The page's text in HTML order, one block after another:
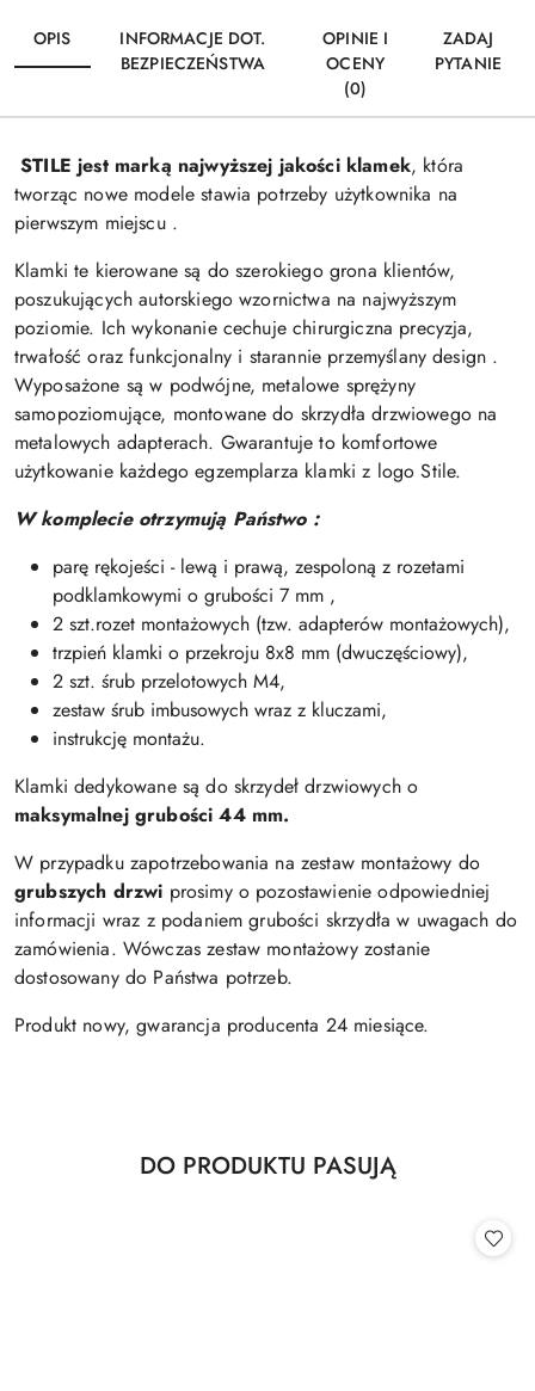
OPIS
INFORMACJE DOT.
BEZPIECZEŃSTWA
OPINIE I
OCENY
(0)
ZADAJ
PYTANIE
STILE jest marką najwyższej jakości klamek, która
tworząc nowe modele stawia potrzeby użytkownika na
pierwszym miejscu .
Klamki te kierowane są do szerokiego grona klientów,
poszukujących autorskiego wzornictwa na najwyższym
poziomie. Ich wykonanie cechuje chirurgiczna precyzja,
trwałość oraz funkcjonalny i starannie przemyślany design .
Wyposażone są w podwójne, metalowe sprężyny
samopoziomujące, montowane do skrzydła drzwiowego na
metalowych adapterach. Gwarantuje to komfortowe
użytkowanie każdego egzemplarza klamki z logo Stile.
W komplecie otrzymują Państwo :
parę rękojeści - lewą i prawą, zespoloną z rozetami
podklamkowymi o grubości 7 mm ,
2 szt.rozet montażowych (tzw. adapterów montażowych),
trzpień klamki o przekroju 8x8 mm (dwuczęściowy),
2 szt. śrub przelotowych M4,
zestaw śrub imbusowych wraz z kluczami,
instrukcję montażu.
Klamki dedykowane są do skrzydeł drzwiowych o
maksymalnej grubości 44 mm.
W przypadku zapotrzebowania na zestaw montażowy do
grubszych drzwi prosimy o pozostawienie odpowiedniej
informacji wraz z podaniem grubości skrzydła w uwagach do
zamówienia. Wówczas zestaw montażowy zostanie
dostosowany do Państwa potrzeb.
Produkt nowy, gwarancja producenta 24 miesiące.
Pomiń karuzelę produktów
Produkty
DO PRODUKTU PASUJĄ